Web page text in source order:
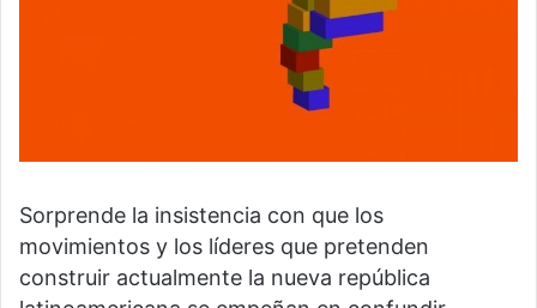
Sorprende la insistencia con que los
movimientos y los líderes que pretenden
construir actualmente la nueva república